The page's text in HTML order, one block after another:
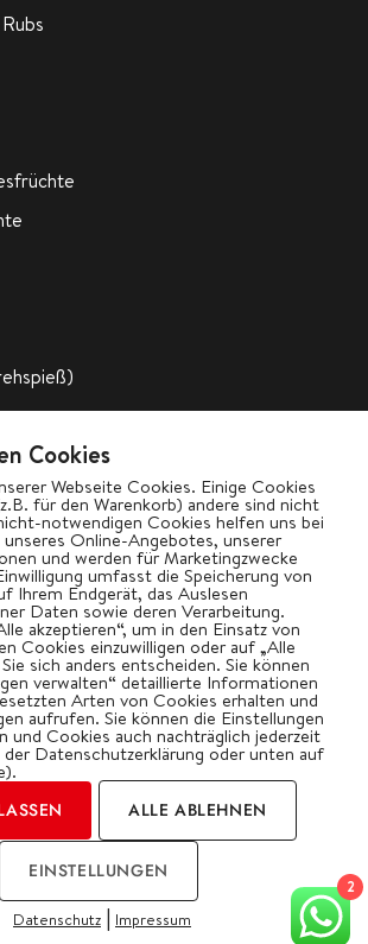
Gawryluk
2
Cookies
Webseite Cookies. Einige Cookies
für den Warenkorb) andere sind nicht
notwendigen Cookies helfen uns bei
Online-Angebotes, unserer
und werden für Marketingzwecke
umfasst die Speicherung von
Ihrem Endgerät, das Auslesen
Daten sowie deren Verarbeitung.
akzeptieren“, um in den Einsatz von
Cookies einzuwilligen oder auf „Alle
sich anders entscheiden. Sie können
verwalten“ detaillierte Informationen
Arten von Cookies erhalten und
aufrufen. Sie können die Einstellungen
und Cookies auch nachträglich jederzeit
der Datenschutzerklärung oder unten auf
ALLE ABLEHNEN
EINSTELLUNGEN
Datenschutz | Impressum